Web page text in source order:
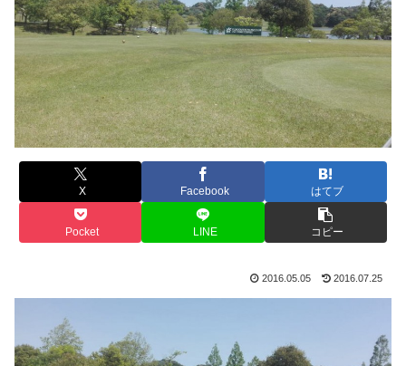
X Facebook はてブ
Pocket LINE コピー
2016.05.05 2016.07.25